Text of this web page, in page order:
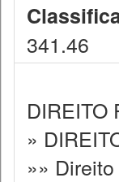
341.46
DIREITO
»
»»